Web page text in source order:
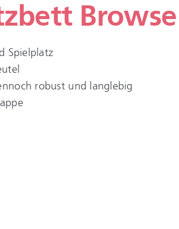
Browse
Spielplatz
robust und langlebig